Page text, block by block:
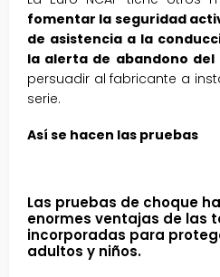
fomentar la seguridad
de asistencia a la
la alerta de abandono del
persuadir al fabricante a
serie.
Así se hacen las pruebas
Las pruebas de choque
enormes ventajas de las
incorporadas para
adultos y niños.